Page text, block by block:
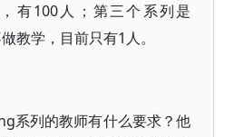
有100人；第三个系列是
教学，目前只有1人。
系列的教师有什么要求？他